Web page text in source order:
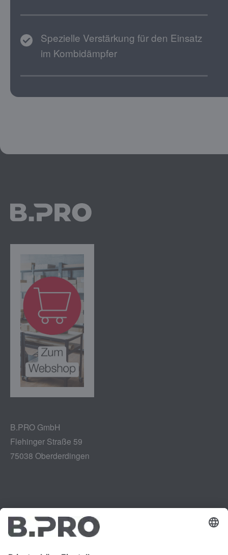
Spezielle Verstärkung für den Einsatz
im Kombidämpfer
B.PRO GmbH
Flehinger Straße 59
75038 Oberderdingen
Impressum
Datenschutz